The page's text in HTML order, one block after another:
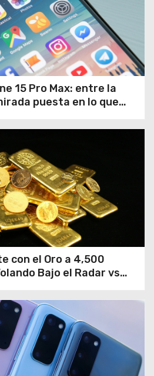
de Motorola:
de la gama
con el Moto G6 a la
del futuro buque
Street repunta ante la
del empleo: crecen
por un recorte
Motorola: Un
profundo al Edge y la
navideña por el Razr
15 Pro Max: entre la
puesta en lo que
con el Oro a 4,500
Bajo el Radar vs